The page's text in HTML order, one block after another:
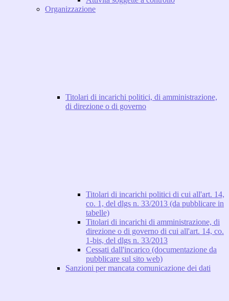
Organizzazione
Titolari di incarichi politici, di amministrazione,
di direzione o di governo
Titolari di incarichi politici di cui all'art. 14,
co. 1, del dlgs n. 33/2013 (da pubblicare in
tabelle)
Titolari di incarichi di amministrazione, di
direzione o di governo di cui all'art. 14, co.
1-bis, del dlgs n. 33/2013
Cessati dall'incarico (documentazione da
pubblicare sul sito web)
Sanzioni per mancata comunicazione dei dati